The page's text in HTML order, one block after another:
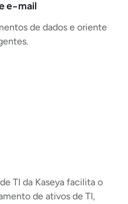
e-mail
de dados e oriente
TI da Kaseya facilita o
de ativos de TI,